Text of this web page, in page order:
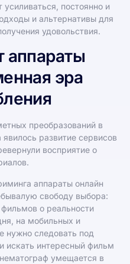
постоянно и
и альтернативы для
удовольствия.
аппараты
эра
преобразований в
развитие сервисов
восприятие о
аппараты онлайн
свободу выбора:
о реальности
на мобильных и
нужно следовать под
искать интересный фильм
умещается в